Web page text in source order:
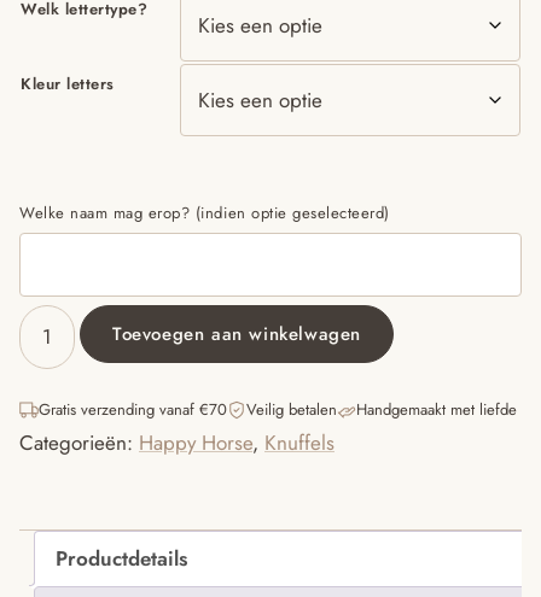
Welk lettertype?
Kleur letters
Welke naam mag erop? (indien optie geselecteerd)
Tiny
Lagoon
Richie
aantal
Toevoegen aan winkelwagen
Gratis verzending vanaf €70 Veilig betalen Handgemaakt met liefde
Categorieën: Happy Horse, Knuffels
Productdetails